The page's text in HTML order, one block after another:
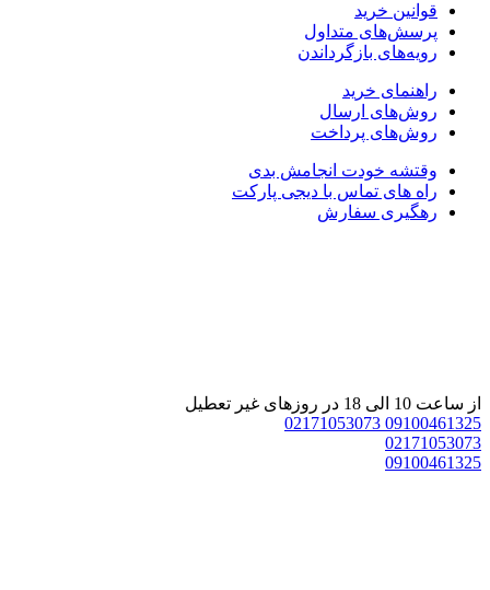
قوانین خرید
پرسش‌های متداول
رویه‌های بازگرداندن
راهنمای خرید
روش‌های ارسال
روش‌های پرداخت
وقتشه خودت انجامش بدی
راه های تماس با دیجی پارکت
رهگیری سفارش
از ساعت 10 الی 18 در روزهای غیر تعطیل
09100461325
02171053073
02171053073
09100461325